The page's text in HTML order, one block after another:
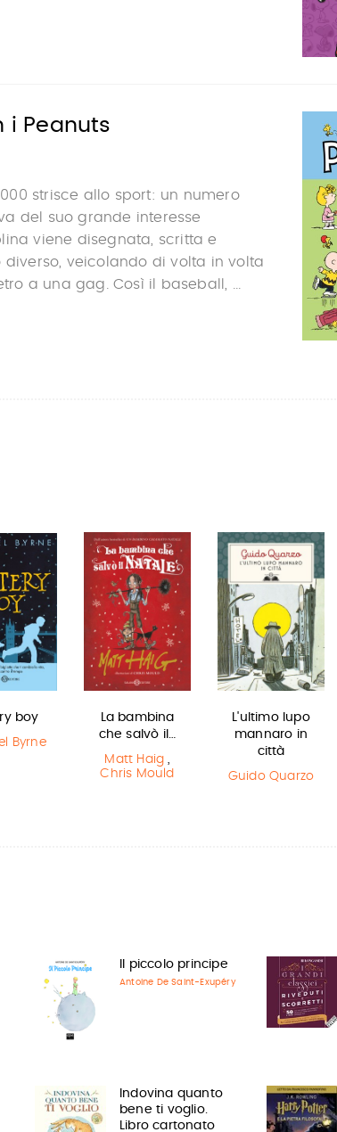
i Peanuts
strisce allo sport: un numero
del suo grande interesse
viene disegnata, scritta e
veicolando di volta in volta
a una gag. Così il baseball, ...
boy
Byrne
La bambina
che salvò il…
Matt Haig ,
Chris Mould
L'ultimo lupo
mannaro in
città
Guido Quarzo
Il piccolo principe
Antoine De Saint-Exupéry
Indovina quanto
bene ti voglio.
Libro cartonato